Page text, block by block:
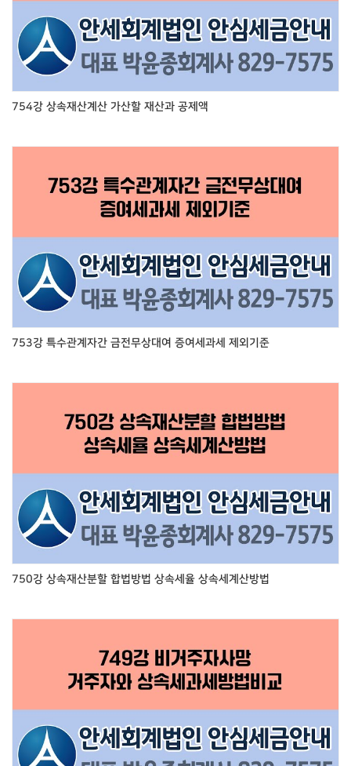
754강 상속재산계산 가산할 재산과 공제액
753강 특수관계자간 금전무상대여 증여세과세 제외기준
750강 상속재산분할 합법방법 상속세율 상속세계산방법